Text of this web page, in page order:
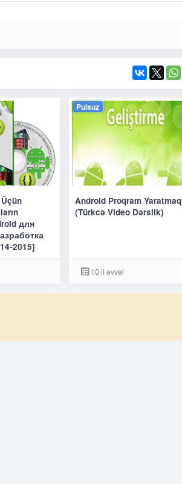
для
2015]
Pulsuz
Android Proqram Yaratmaq
(Türkcə Video Dərslik)
10 il əvvəl